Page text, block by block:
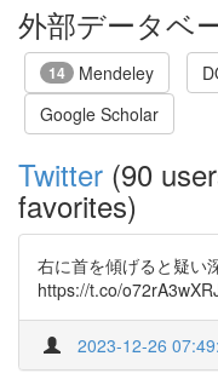
外部データベ
14 Mendeley
Google Scholar
Twitter (90
favorites)
右に首を傾げると疑い
https://t.co/
2023-12-26